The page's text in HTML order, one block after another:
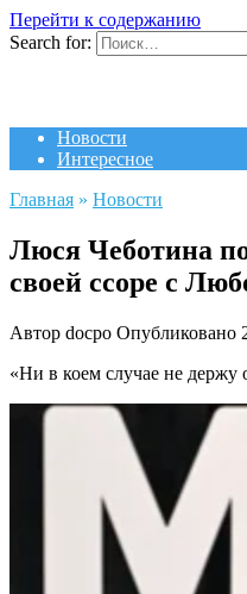
Перейти к содержанию
Search for:
Новости
Интересное
Главная » Новости
Люся Чеботина
своей ссоре с
Автор docpo Опубликовано
«Ни в коем случае не держу